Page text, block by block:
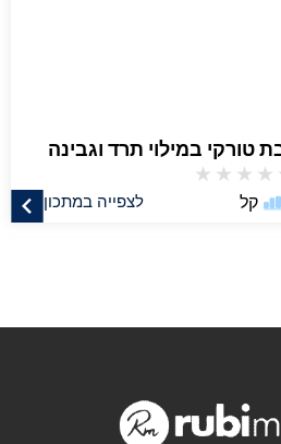
טורקי במילוי תרד וגבינה
★
★
★
★
לצפייה במתכון קל